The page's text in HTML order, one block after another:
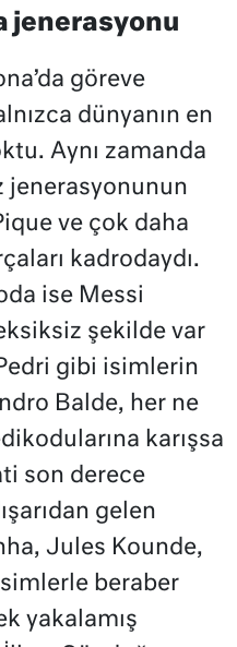
jenerasyonu
göreve
dünyanın en
Aynı zamanda
jenerasyonunun
ve çok daha
kadrodaydı.
ise Messi
şekilde var
gibi isimlerin
Balde, her ne
karışsa
son derece
gelen
Jules Kounde,
beraber
yakalamış